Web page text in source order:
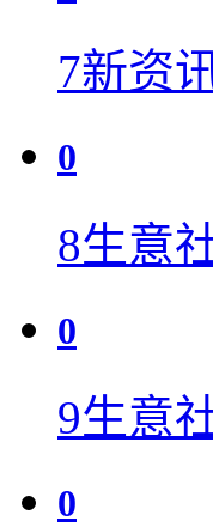
7新资
0
8生意
0
9生意
0